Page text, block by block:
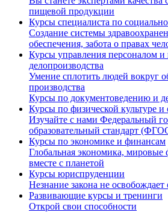
пищевой продукции
Курсы специалиста по
Создание системы
обеспечения, забота о правах
Курсы управления персоналом и
делопроизводства
Умение сплотить людей вокруг
производства
Курсы по документоведению и
Курсы по физической культуре и
Изучайте с нами Федеральный
образовательный стандарт
Курсы по экономике и финансам
Глобальная экономика, мировые
вместе с планетой
Курсы юриспруденции
Незнание закона не освобождает
Развивающие курсы и тренинги
Открой свои способности